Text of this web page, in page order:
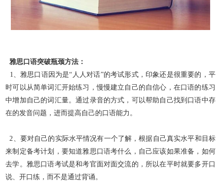
雅思口语突破瓶颈方法：
1、雅思口语因为是“人人对话”的考试形式， 印象还是很重要的，平
时可以从简单词汇开始练习，慢慢建立自己的自信心，在口语的练习
中增加自己的词汇量。通过录音的方式，可以帮助自己找到 口语中存
在的发音问题，进而提高自己的口语能力。
2、要对自己的实际水平情况有一个了解，根据自己真实水平和目标
来制定备考计划，要知道雅思口语考什么，自己应该如果准备，如何
去学。雅思口语考试是和考官面对面交流的，所以在平时就要多开口
说、开口练，而不是通过背诵。